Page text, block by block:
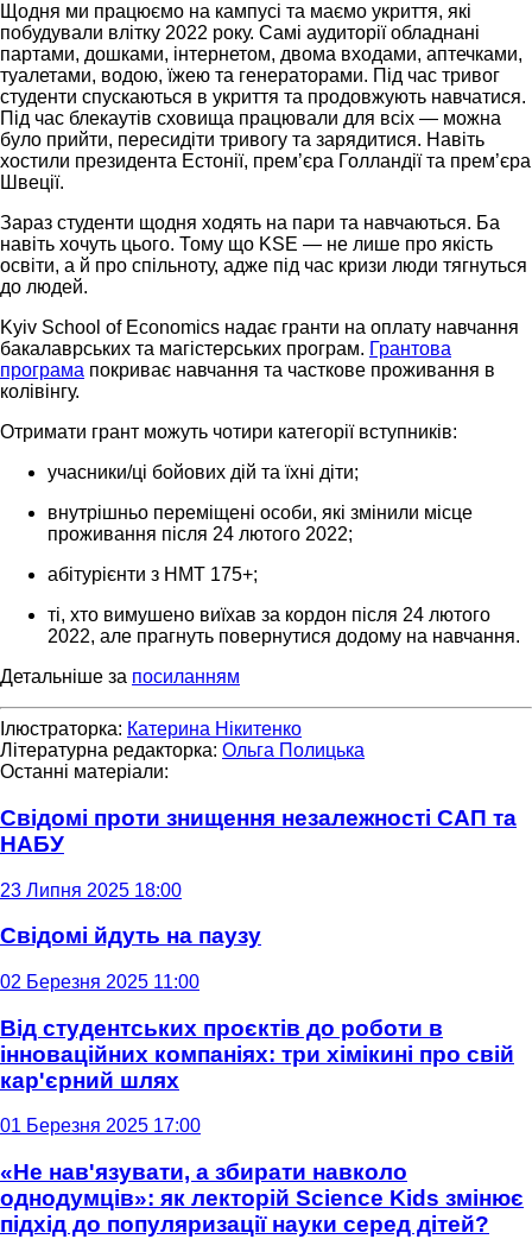
Щодня ми працюємо на кампусі та маємо укриття, які
побудували влітку 2022 року. Самі аудиторії обладнані
партами, дошками, інтернетом, двома входами, аптечками,
туалетами, водою, їжею та генераторами. Під час тривог
студенти спускаються в укриття та продовжують навчатися.
Під час блекаутів сховища працювали для всіх — можна
було прийти, пересидіти тривогу та зарядитися. Навіть
хостили президента Естонії, прем’єра Голландії та прем’єра
Швеції.
Зараз студенти щодня ходять на пари та навчаються. Ба
навіть хочуть цього. Тому що KSE — не лише про якість
освіти, а й про спільноту, адже під час кризи люди тягнуться
до людей.
Kyiv School of Economics надає гранти на оплату навчання
бакалаврських та магістерських програм. Грантова
програма покриває навчання та часткове проживання в
колівінгу.
Отримати грант можуть чотири категорії вступників:
учасники/ці бойових дій та їхні діти;
внутрішньо переміщені особи, які змінили місце
проживання після 24 лютого 2022;
абітурієнти з НМТ 175+;
ті, хто вимушено виїхав за кордон після 24 лютого
2022, але прагнуть повернутися додому на навчання.
Детальніше за посиланням
Ілюстраторка: Катерина Нікитенко
Літературна редакторка: Ольга Полицька
Останні матеріали:
Свідомі проти знищення незалежності САП та
НАБУ
23 Липня 2025 18:00
Свідомі йдуть на паузу
02 Березня 2025 11:00
Від студентських проєктів до роботи в
інноваційних компаніях: три хімікині про свій
кар'єрний шлях
01 Березня 2025 17:00
«Не нав'язувати, а збирати навколо
однодумців»: як лекторій Science Kids змінює
підхід до популяризації науки серед дітей?